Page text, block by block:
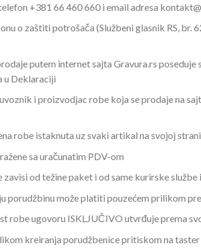
+381 66 460 660 i email adresa
o zaštiti potrošača (Službeni glasnik RS,
putem internet sajta Gravura.rs
u Deklaraciji
i proizvodjac robe koja se prodaje na
robe istaknuta uz svaki artikal na svojoj
sa uračunatim PDV-om
zavisi od težine paket i od same kurirske
porudžbinu može platiti pouzećem prilikom
robe ugovoru ISKLJUČIVO utvrđuje prema
kreiranja porudžbenice pritiskom na taster